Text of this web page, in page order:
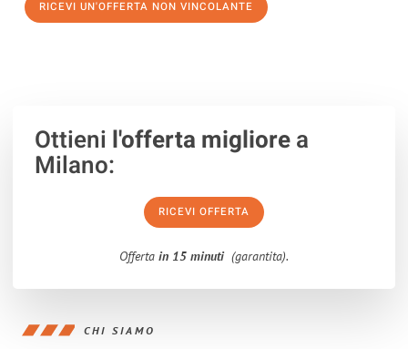
RICEVI UN'OFFERTA NON VINCOLANTE
Ottieni l'offerta migliorea
Milano:
RICEVI OFFERTA
Offerta in 15 minuti (garantita).
CHI SIAMO